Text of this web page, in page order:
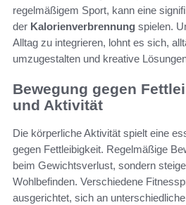
regelmäßigem Sport, kann eine
der Kalorienverbrennung spielen.
Alltag zu integrieren, lohnt es sich,
umzugestalten und kreative
Bewegung gegen
und Aktivität
Die körperliche Aktivität spielt eine
gegen Fettleibigkeit. Regelmäßige
beim Gewichtsverlust, sondern
Wohlbefinden. Verschiedene
ausgerichtet, sich an